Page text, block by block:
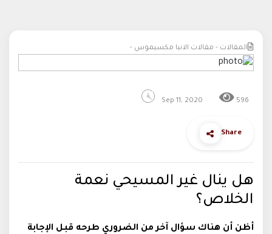
المقالات - مقالات الانبا مكسيموس -
Sep 11, 2020 596
Share
هل ينال غير المسيحي نعمة
الخلاص؟
أظن أن هناك سؤال آخر من الضروري طرحه قبل الإجابة